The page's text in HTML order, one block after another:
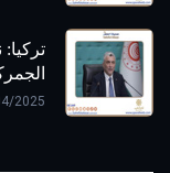
2025